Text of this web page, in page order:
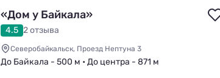
«Дом у Байкала»
4.5 2 отзыва
Северобайкальск, Проезд Нептуна 3
До Байкала - 500 м • До центра - 871 м